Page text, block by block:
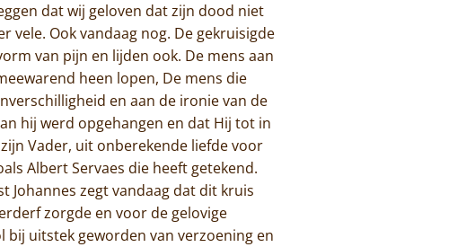
dat wij geloven dat zijn dood niet
vele. Ook vandaag nog. De gekruisigde
van pijn en lijden ook. De mens aan
heen lopen, De mens die
en aan de ironie van de
hij werd opgehangen en dat Hij tot in
Vader, uit onberekende liefde voor
Albert Servaes die heeft getekend.
Johannes zegt vandaag dat dit kruis
zorgde en voor de gelovige
uitstek geworden van verzoening en